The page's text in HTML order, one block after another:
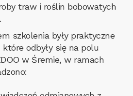
traw i roślin bobowatych
szkolenia były praktyczne
odbyły się na polu
w Śremie, w ramach